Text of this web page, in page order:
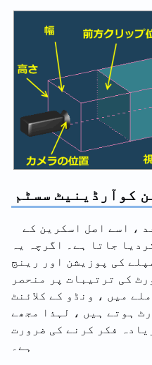
کوآرڈینیٹ سسٹم
، اسے اصل اسکرین کے
جاتا ہے۔ اگرچہ یہ
کی پوزیشن اور رینج
کی ترتیبات پر منحصر
میں ، ونڈو کے کلائنٹ
ہوتے ہیں ، لہذا مجھے
فکر کرنے کی ضرورت
ہے۔